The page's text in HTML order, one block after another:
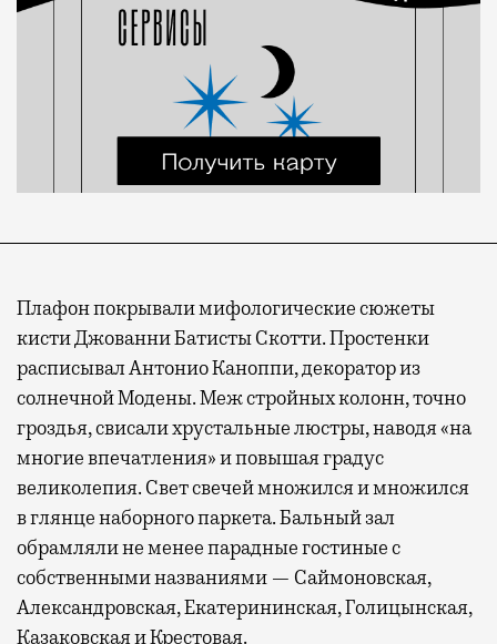
Плафон покрывали мифологические сюжеты
кисти Джованни Батисты Скотти. Простенки
расписывал Антонио Каноппи, декоратор из
солнечной Модены. Меж стройных колонн, точно
гроздья, свисали хрустальные люстры, наводя «на
многие впечатления» и повышая градус
великолепия. Свет свечей множился и множился
в глянце наборного паркета. Бальный зал
обрамляли не менее парадные гостиные с
собственными названиями — Саймоновская,
Александровская, Екатерининская, Голицынская,
Казаковская и Крестовая.